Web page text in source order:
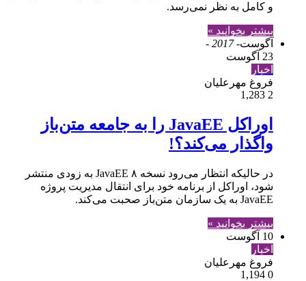
و کامل به نظر نمی‌رسد.
بیشتر بخوانید »
آگوست- 2017 -
23 آگوست
اخبار
فروغ مهرعلیان
2
اوراکل JavaEE را به جامعه متن‌باز
واگذار می‌کند؟!
در حالیکه انتظار می‌رود نسخه ۸ JavaEE به زودی منتشر
شود، اوراکل از برنامه خود برای انتقال مدیریت پروژه
JavaEE به یک سازمان متن‌باز صحبت می‌کند.
بیشتر بخوانید »
10 آگوست
اخبار
فروغ مهرعلیان
0